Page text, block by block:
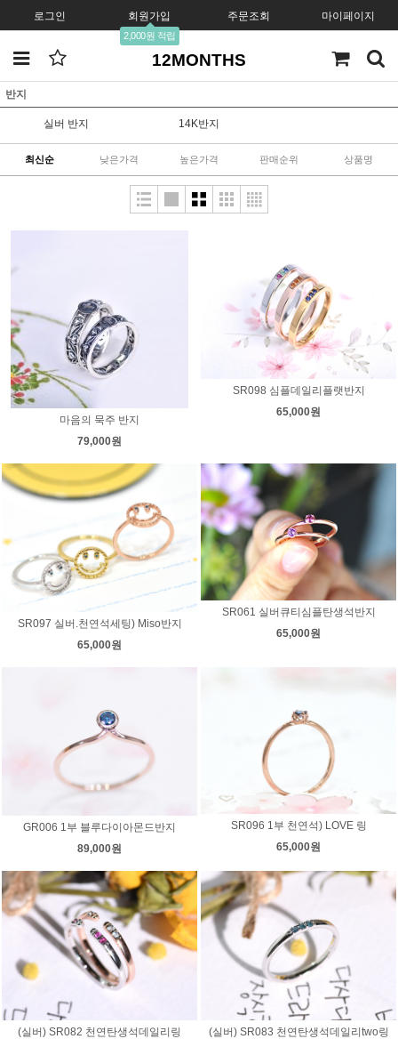
로그인 회원가입
2,000원 적립
주문조회 마이페이지
12MONTHS
반지
실버 반지 14K반지
최신순 낮은가격 높은가격 판매순위 상품명
마음의 묵주 반지
79,000원
SR098 심플데일리플랫반지
65,000원
SR097 실버.천연석세팅) Miso반지
65,000원
SR061 실버큐티심플탄생석반지
65,000원
GR006 1부 블루다이아몬드반지
89,000원
SR096 1부 천연석) LOVE 링
65,000원
(실버) SR082 천연탄생석데일리링
(실버) SR083 천연탄생석데일리two링